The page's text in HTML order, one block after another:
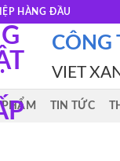
HÀNG ĐẦU
CÔNG
VIET
TIN TỨC